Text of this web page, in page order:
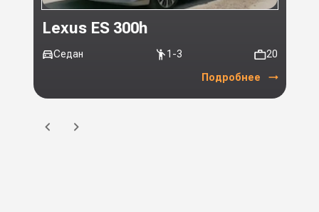
Lexus ES 300h
Седан 1-3 20
Подробнее